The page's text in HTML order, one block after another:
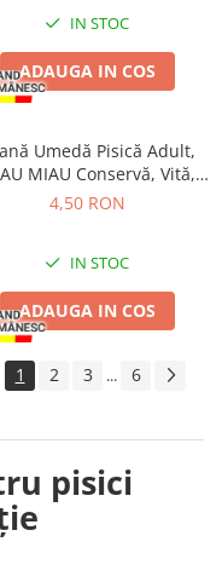
IN STOC
ADAUGA IN COS
Umedă Pisică Adult,
MIAU Conservă, Vită,
415g
4,50 RON
IN STOC
ADAUGA IN COS
1 2 3 ... 6
pisici